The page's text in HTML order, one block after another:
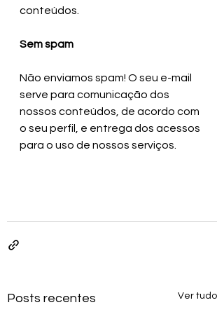
conteúdos.
Sem spam
Não enviamos spam! O seu e-mail
serve para comunicação dos
nossos conteúdos, de acordo com
o seu perfil, e entrega dos acessos
para o uso de nossos serviços.
Posts recentes Ver tudo